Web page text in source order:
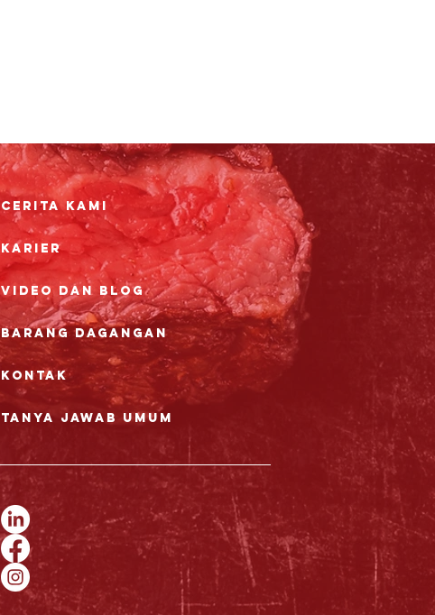
Cerita Kami
Karier
Video dan Blog
Barang dagangan
Kontak
Tanya Jawab Umum